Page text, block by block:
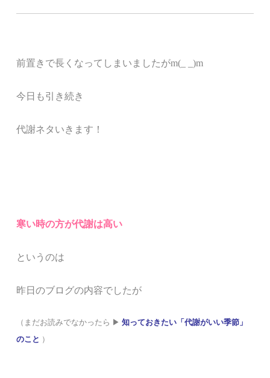
前置きで長くなってしまいましたがm(_ _)m
今日も引き続き
代謝ネタいきます！
寒い時の方が代謝は高い
というのは
昨日のブログの内容でしたが
（まだお読みでなかったら ▶︎知っておきたい「代謝がいい季節」
のこと ）